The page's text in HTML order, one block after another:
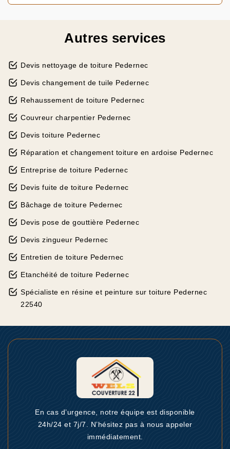
Autres services
Devis nettoyage de toiture Pedernec
Devis changement de tuile Pedernec
Rehaussement de toiture Pedernec
Couvreur charpentier Pedernec
Devis toiture Pedernec
Réparation et changement toiture en ardoise Pedernec
Entreprise de toiture Pedernec
Devis fuite de toiture Pedernec
Bâchage de toiture Pedernec
Devis pose de gouttière Pedernec
Devis zingueur Pedernec
Entretien de toiture Pedernec
Etanchéité de toiture Pedernec
Spécialiste en résine et peinture sur toiture Pedernec
22540
En cas d’urgence, notre équipe est disponible
24h/24 et 7j/7. N’hésitez pas à nous appeler
immédiatement.